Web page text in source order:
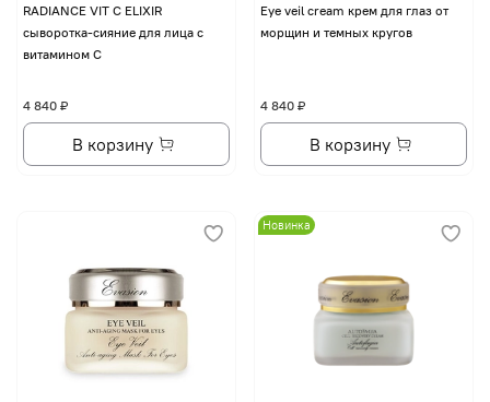
RADIANCE VIT C ELIXIR
сыворотка-сияние для лица с
витамином С
4 840 ₽
В корзину
Eye veil cream крем для глаз от
морщин и темных кругов
4 840 ₽
В корзину
Новинка